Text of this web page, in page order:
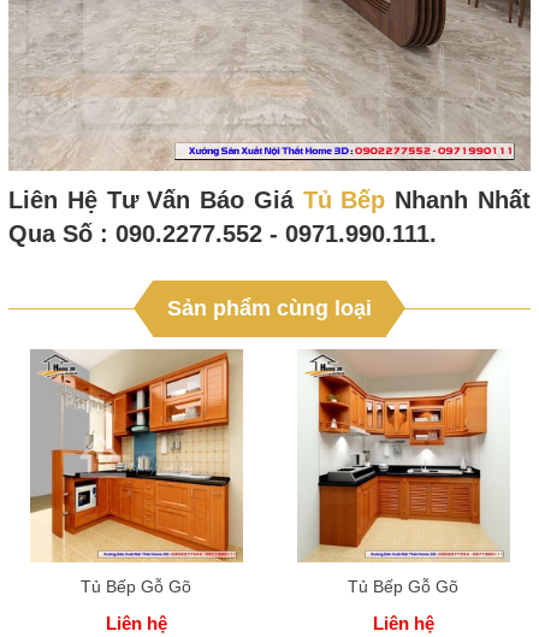
Liên Hệ Tư Vấn Báo Giá Tủ Bếp Nhanh Nhất
Qua Số : 090.2277.552 - 0971.990.111.
Sản phẩm cùng loại
Tủ Bếp Gỗ Gõ
Liên hệ
Tủ Bếp Gỗ Gõ
Liên hệ